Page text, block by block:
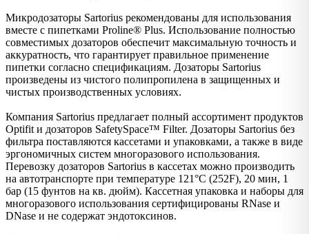
Микродозаторы Sartorius рекомендованы для использования
вместе с пипетками Proline® Plus. Использование полностью
совместимых дозаторов обеспечит максимальную точность и
аккуратность, что гарантирует правильное применение
пипетки согласно спецификациям. Дозаторы Sartorius
произведены из чистого полипропилена в защищенных и
чистых производственных условиях.
Компания Sartorius предлагает полный ассортимент продуктов
Optifit и дозаторов SafetySpace™ Filter. Дозаторы Sartorius без
фильтра поставляются кассетами и упаковками, а также в виде
эргономичных систем многоразового использования.
Перевозку дозаторов Sartorius в кассетах можно производить
на автотранспорте при температуре 121°C (252F), 20 мин, 1
бар (15 фунтов на кв. дюйм). Кассетная упаковка и наборы для
многоразового использования сертифицированы RNase и
DNase и не содержат эндотоксинов.